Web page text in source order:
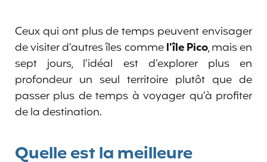
Ceux qui ont plus de temps peuvent envisager
de visiter d’autres îles commel’île Pico, mais en
sept jours, l’idéal est d’explorer plus en
profondeur un seul territoire plutôt que de
passer plus de temps à voyager qu’à profiter
de la destination.
Quelle est la meilleure